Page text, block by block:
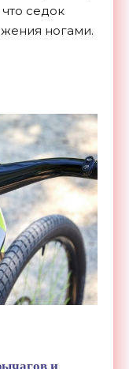
седок
ногами.